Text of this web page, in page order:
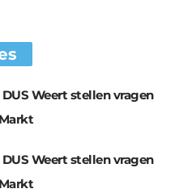
DUS Weert stellen vragen
DUS Weert stellen vragen